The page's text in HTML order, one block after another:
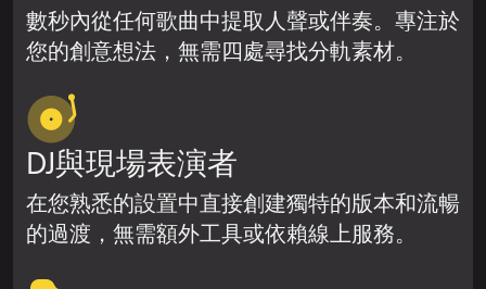
數秒內從任何歌曲中提取人聲或伴奏。專注於
您的創意想法，無需四處尋找分軌素材。
DJ與現場表演者
在您熟悉的設置中直接創建獨特的版本和流暢
的過渡，無需額外工具或依賴線上服務。